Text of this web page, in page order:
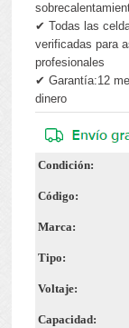
✔ Todas las
verificadas para
profesionales
✔ Garantía:12
dinero
Condición:
Código:
Marca:
Tipo:
Voltaje:
Capacidad: